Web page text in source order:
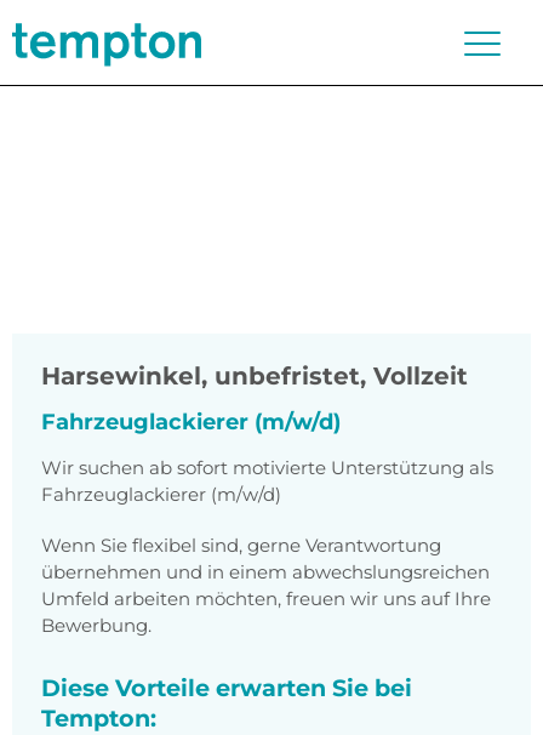
Harsewinkel, unbefristet, Vollzeit
Fahrzeuglackierer (m/w/d)
Wir suchen ab sofort motivierte Unterstützung als
Fahrzeuglackierer (m/w/d)
Wenn Sie flexibel sind, gerne Verantwortung
übernehmen und in einem abwechslungsreichen
Umfeld arbeiten möchten, freuen wir uns auf Ihre
Bewerbung.
Diese Vorteile erwarten Sie bei
Tempton: